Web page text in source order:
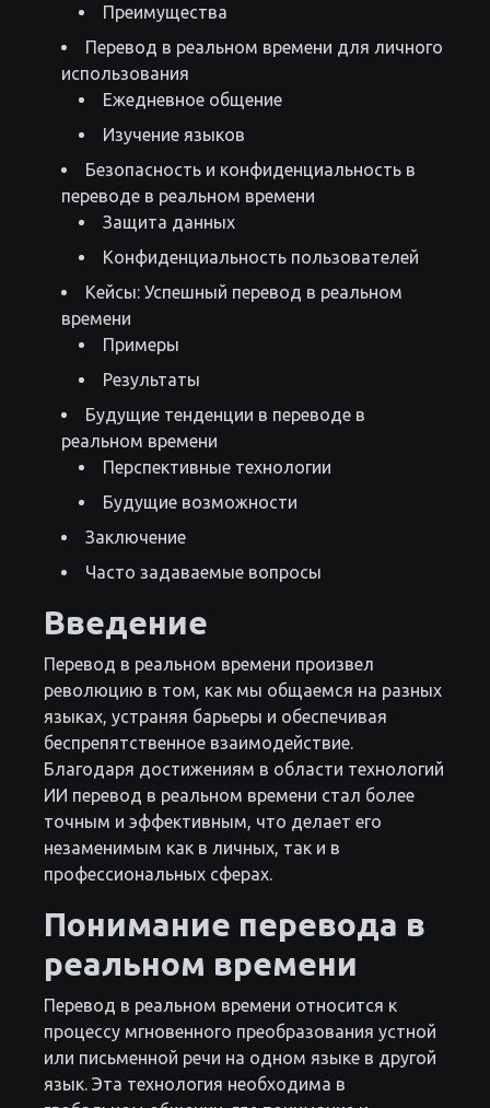
Преимущества
Перевод в реальном времени для личного
использования
Ежедневное общение
Изучение языков
Безопасность и конфиденциальность в
переводе в реальном времени
Защита данных
Конфиденциальность пользователей
Кейсы: Успешный перевод в реальном
времени
Примеры
Результаты
Будущие тенденции в переводе в
реальном времени
Перспективные технологии
Будущие возможности
Заключение
Часто задаваемые вопросы
Введение
Перевод в реальном времени произвел
революцию в том, как мы общаемся на разных
языках, устраняя барьеры и обеспечивая
беспрепятственное взаимодействие.
Благодаря достижениям в области технологий
ИИ перевод в реальном времени стал более
точным и эффективным, что делает его
незаменимым как в личных, так и в
профессиональных сферах.
Понимание перевода в
реальном времени
Перевод в реальном времени относится к
процессу мгновенного преобразования устной
или письменной речи на одном языке в другой
язык. Эта технология необходима в